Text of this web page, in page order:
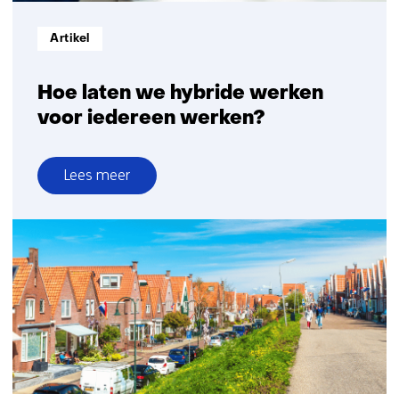
Hoe laten we hybride werken
voor iedereen werken?
Informatietype:
Artikel
Lees meer
over
Hoe
laten
we
hybride
werken
voor
iedereen
werken?